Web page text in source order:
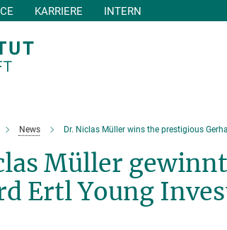
KARRIERE INTERN
News Dr. Niclas Müller wins the prestigious
Müller
Ertl Young